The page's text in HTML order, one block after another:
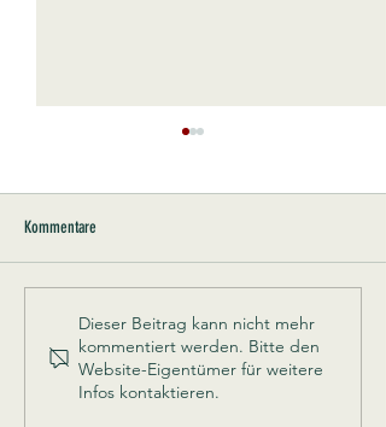
Kommentare
Dieser Beitrag kann nicht mehr
kommentiert werden. Bitte den
Website-Eigentümer für weitere
Infos kontaktieren.